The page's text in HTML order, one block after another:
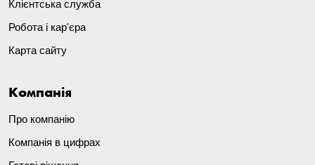
Клієнтська служба
Робота і кар'єра
Карта сайту
Компанія
Про компанію
Компанія в цифрах